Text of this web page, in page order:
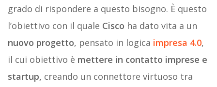
grado di rispondere a questo bisogno. È questo
l’obiettivo con il quale Cisco ha dato vita a un
nuovo progetto, pensato in logica impresa 4.0,
il cui obiettivo è mettere in contatto imprese e
startup, creando un connettore virtuoso tra